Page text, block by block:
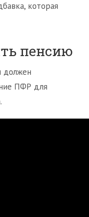
которая
пенсию
должен
ПФР для